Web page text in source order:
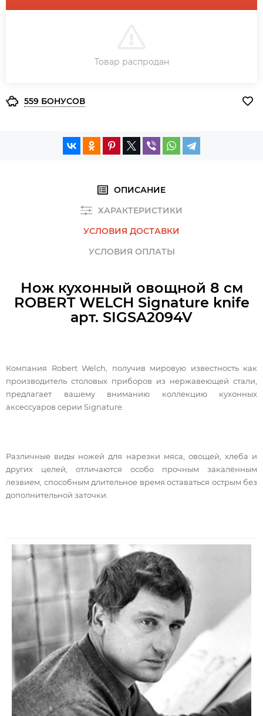
ЗАКАЗ В ОДИН КЛИК
Товар распродан
559 БОНУСОВ
ОПИСАНИЕ
ХАРАКТЕРИСТИКИ
УСЛОВИЯ ДОСТАВКИ
УСЛОВИЯ ОПЛАТЫ
Нож кухонный овощной 8 см
ROBERT WELCH Signature knife
арт. SIGSA2094V
Компания Robert Welch, получив мировую известность как
производитель столовых приборов из нержавеющей стали,
предлагает вашему вниманию коллекцию кухонных
аксессуаров серии Signature.
Различные виды ножей для нарезки мяса, овощей, хлеба и
других целей, отличаются особо прочным закалённым
лезвием, способным длительное время оставаться острым без
дополнительной заточки.